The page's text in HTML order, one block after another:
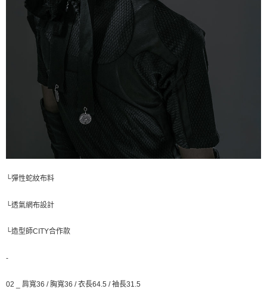
└彈性蛇紋布料
└透氣網布設計
└造型師CITY合作款
-
02 _ 肩寬36 / 胸寬36 / 衣長64.5 / 袖長31.5